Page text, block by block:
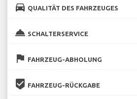
directions_car QUALITÄT DES FAHRZEUGES
room_service SCHALTERSERVICE
flag FAHRZEUG-ABHOLUNG
beenhere FAHRZEUG-RÜCKGABE